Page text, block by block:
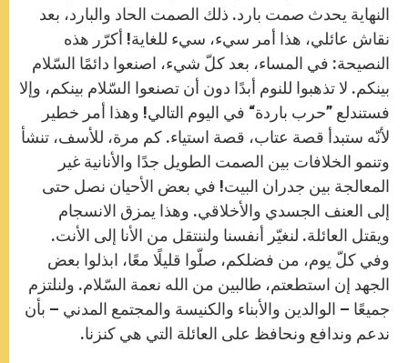
النهاية يحدث صمت بارد. ذلك الصمت الحاد والبارد، بعد
نقاش عائلي، هذا أمر سيء، سيء للغاية! أكرّر هذه
النصيحة: في المساء، بعد كلّ شيء، اصنعوا دائمًا السّلام
بينكم. لا تذهبوا للنوم أبدًا دون أن تصنعوا السّلام بينكم، وإلا
فستندلع ”حرب باردة“ في اليوم التالي! وهذا أمر خطير
لأنّه ستبدأ قصة عتاب، قصة استياء. كم مرة، للأسف، تنشأ
وتنمو الخلافات بين الصمت الطويل جدًا والأنانية غير
المعالجة بين جدران البيت! في بعض الأحيان نصل حتى
إلى العنف الجسدي والأخلاقي. وهذا يمزق الانسجام
ويقتل العائلة. لنغيّر أنفسنا ولننتقل من الأنا إلى الأنت.
وفي كلّ يوم، من فضلكم، صلّوا قليلًا معًا، ابذلوا بعض
الجهد إن استطعتم، طالبين من الله نعمة السّلام. ولنلتزم
جميعًا – الوالدين والأبناء والكنيسة والمجتمع المدني – بأن
ندعم وندافع ونحافظ على العائلة التي هي كنزنا.